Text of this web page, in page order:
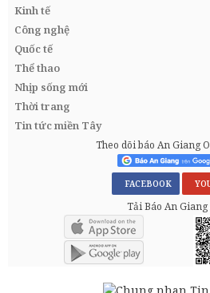
Kinh tế
Công nghệ
Quốc tế
Thể thao
Nhịp sống mới
Thời trang
Tin tức miền Tây
Theo dõi báo An Giang
FACEBOOK
Tải Báo An Giang